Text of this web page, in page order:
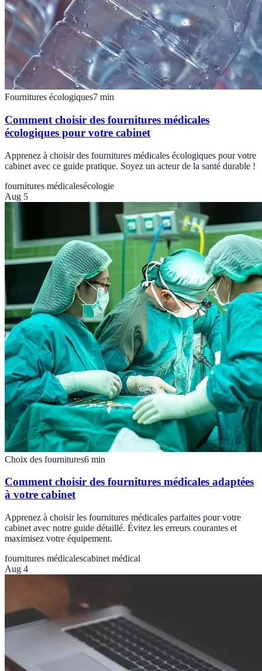
Fournitures écologiques7 min
Comment choisir des fournitures médicales
écologiques pour votre cabinet
Apprenez à choisir des fournitures médicales écologiques pour votre
cabinet avec ce guide pratique. Soyez un acteur de la santé durable !
fournitures médicalesécologie
Aug 5
Choix des fournitures6 min
Comment choisir des fournitures médicales adaptées
à votre cabinet
Apprenez à choisir les fournitures médicales parfaites pour votre
cabinet avec notre guide détaillé. Évitez les erreurs courantes et
maximisez votre équipement.
fournitures médicalescabinet médical
Aug 4